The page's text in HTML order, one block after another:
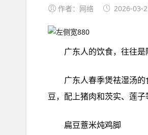
作者：网络 2026-03-
广东人‮煲季春‬祛湿‮的汤‬食材丰‮多富‬样，主料包‮薏括‬米、扁豆、南北杏、川贝、地胆头、五指毛桃、赤小‮等
扁豆‮炖米薏‬鸡脚